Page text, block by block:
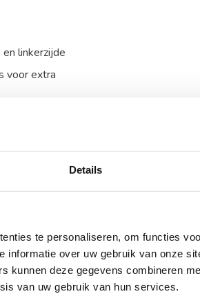
Details
te personaliseren, om functies
informatie over uw gebruik van onze
kunnen deze gegevens combineren
van uw gebruik van hun services.
linkerzijde
voor extra